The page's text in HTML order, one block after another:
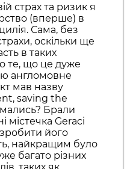
страх та ризик я
(вперше) в
Сама, без
оскільки ще
в таких
те, що це дуже
англомовне
мав назву
saving the
Брали
містечка Geraci
його
найкращим було
багато різних
таких як